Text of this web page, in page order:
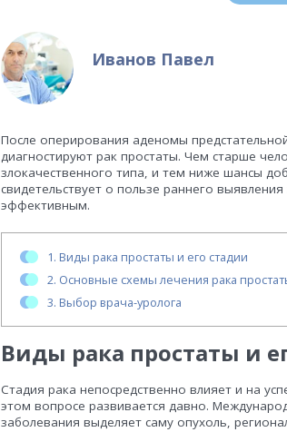
Иванов Павел
После оперирования аденомы
диагностируют рак простаты. Чем старше
злокачественного типа, и тем ниже шансы
свидетельствует о пользе раннего
эффективным.
1. Виды рака простаты и его стадии
2. Основные схемы лечения рака
3. Выбор врача-уролога
Виды рака простаты и
Стадия рака непосредственно влияет и на
этом вопросе развивается давно.
заболевания выделяет саму опухоль,